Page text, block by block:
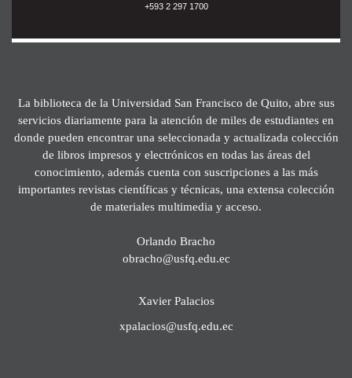
+593 2 297 1700
La biblioteca de la Universidad San Francisco de Quito, abre sus
servicios diariamente para la atención de miles de estudiantes en
donde pueden encontrar una seleccionada y actualizada colección
de libros impresos y electrónicos en todas las áreas del
conocimiento, además cuenta con suscripciones a las más
importantes revistas científicas y técnicas, una extensa colección
de materiales multimedia y acceso.
Orlando Bracho
obracho@usfq.edu.ec
Xavier Palacios
xpalacios@usfq.edu.ec